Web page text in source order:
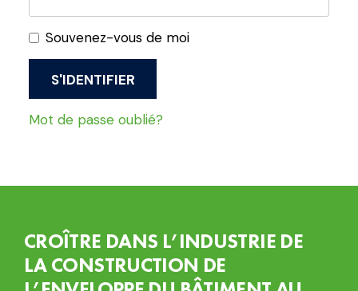
Souvenez-vous de moi
Mot de passe oublié?
CROÎTRE DANS L’INDUSTRIE DE
LA CONSTRUCTION DE